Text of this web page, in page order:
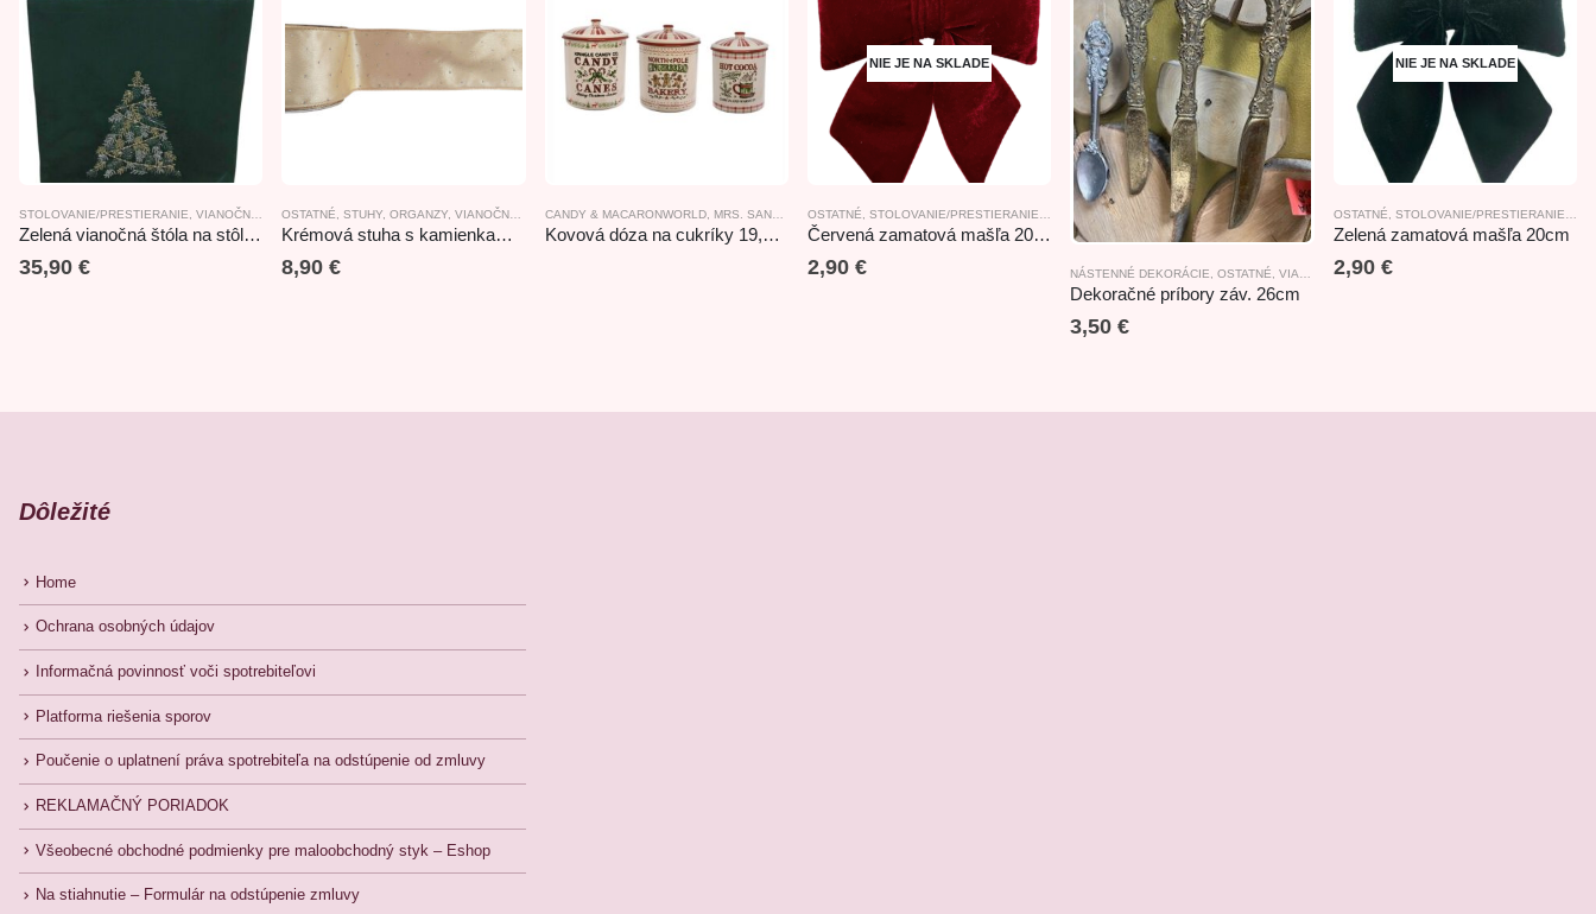
STOLOVANIE/PRESTIERANIE, VIANOČNÉ PRESTIERANIE/STOLOVANIE
Zelená vianočná štóla na stôl 180cm
35,90 €
OSTATNÉ,STUHY, ORGANZY,VIANOČNÉ PRESTIERANIE/STOLOVANIE
Krémová stuha s kamienkami 6cm x10m
8,90€
CANDY & MACARONWORLD, MRS. SANTA CLAUS KITCHEN ,VIANOČNÉ PRESTIERANIE/STOLOVANIE
Kovová dóza na cukríky 19,5×19,5×20,5cm
NIE JE NA SKLADE
OSTATNÉ, STOLOVANIE/PRESTIERANIE,STUHY, ORGANZY SVADOBNÉ DEKORÁCIE,VIANOČNÉ PRESTIERANIE/STOLOVANIE,
Červená zamatová mašľa 20cm
2,90 € NÁSTENNÉ DEKORÁCIE,OSTATNÉ,VIANOČNÉ PRESTIERANIE/STOLOVANIE
Dekoračné príbory záv. 26cm
3,50€
NIE JE NA SKLADE
OSTATNÉ, STOLOVANIE/PRESTIERANIE,
Zelená zamatová mašľa 20cm
2,90 €
Dôležité
Home
Ochrana osobných údajov
Informačná povinnosť voči spotrebiteľovi
Platforma riešenia sporov
Poučenie o uplatnení práva spotrebiteľa na odstúpenie od zmluvy
REKLAMAČNÝ PORIADOK
Všeobecné obchodné podmienky pre maloobchodný styk – Eshop
Na stiahnutie – Formulár na odstúpenie zmluvy